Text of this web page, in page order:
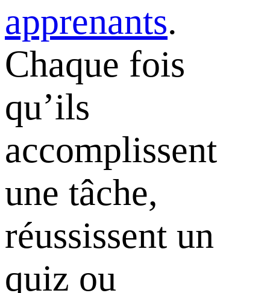
apprenants.
Chaque fois
qu’ils
accomplissent
une tâche,
réussissent un
quiz ou